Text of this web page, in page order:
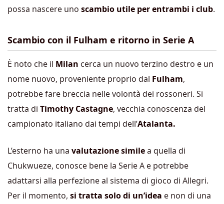
possa nascere uno scambio utile per entrambi i club.
Scambio con il Fulham e ritorno in Serie A
È noto che il Milan cerca un nuovo terzino destro e un
nome nuovo, proveniente proprio dal Fulham,
potrebbe fare breccia nelle volontà dei rossoneri. Si
tratta di Timothy Castagne, vecchia conoscenza del
campionato italiano dai tempi dell’Atalanta.
L’esterno ha una valutazione similea quella di
Chukwueze, conosce bene la Serie A e potrebbe
adattarsi alla perfezione al sistema di gioco di Allegri.
Per il momento, si tratta solo di un’idea e non di una